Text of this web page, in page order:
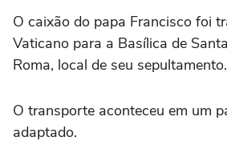
O caixão do papa Francisco foi
Vaticano para a Basílica de
Roma, local de seu sepultamento.
O transporte aconteceu em um
adaptado.